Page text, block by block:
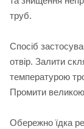
труб.
Спосіб
отвір. Залити
температурою
Промити великою
Обережно їдка